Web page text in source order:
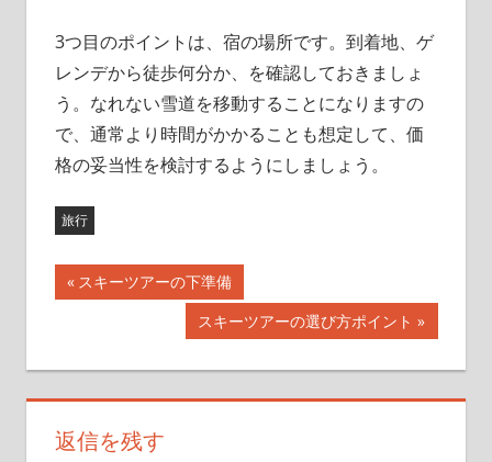
3つ目のポイントは、宿の場所です。到着地、ゲ
レンデから徒歩何分か、を確認しておきましょ
う。なれない雪道を移動することになりますの
で、通常より時間がかかることも想定して、価
格の妥当性を検討するようにしましょう。
旅行
投
ナ
ビ
前
スキーツアーの下準備
次
記
事:
スキーツアーの選び方ポイント
返信を残す